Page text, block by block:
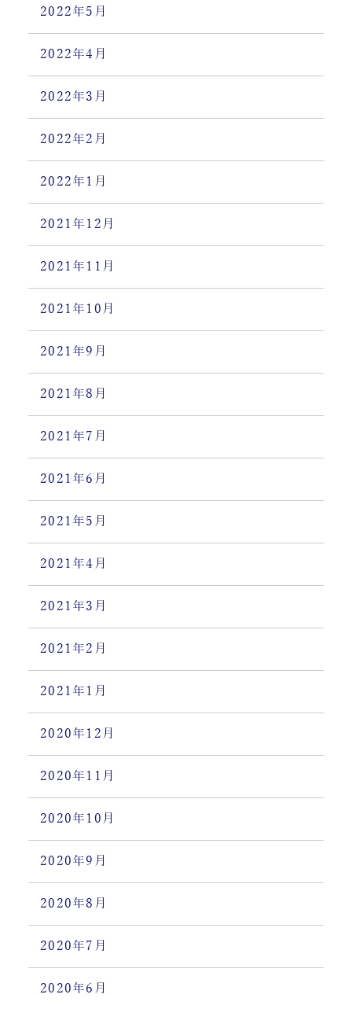
2022年5月
2022年4月
2022年3月
2022年2月
2022年1月
2021年12月
2021年11月
2021年10月
2021年9月
2021年8月
2021年7月
2021年6月
2021年5月
2021年4月
2021年3月
2021年2月
2021年1月
2020年12月
2020年11月
2020年10月
2020年9月
2020年8月
2020年7月
2020年6月